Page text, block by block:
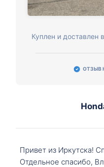
Куплен и доставлен
ОТЗЫВ
Привет из Иркутска!
Отдельное спасибо,